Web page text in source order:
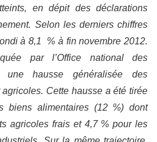
en dépit des déclarations
Selon les derniers chiffres
à 8,1 % à fin novembre 2012.
par l’Office national des
une hausse généralisée des
Cette hausse a été tirée
biens alimentaires (12 %) dont
agricoles frais et 4,7 % pour les